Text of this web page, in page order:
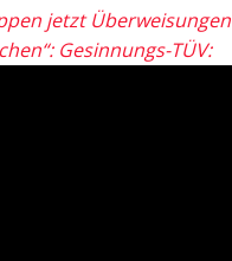
jetzt Überweisungen
Gesinnungs-TÜV: